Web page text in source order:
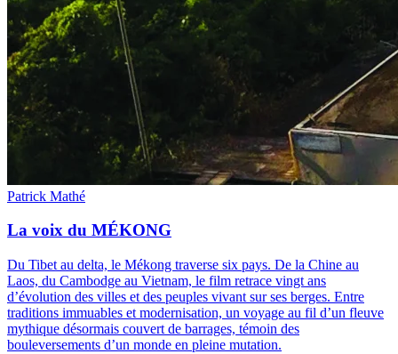
Patrick Mathé
La voix du MÉKONG
Du Tibet au delta, le Mékong traverse six pays. De la Chine au
Laos, du Cambodge au Vietnam, le film retrace vingt ans
d’évolution des villes et des peuples vivant sur ses berges. Entre
traditions immuables et modernisation, un voyage au fil d’un fleuve
mythique désormais couvert de barrages, témoin des
bouleversements d’un monde en pleine mutation.